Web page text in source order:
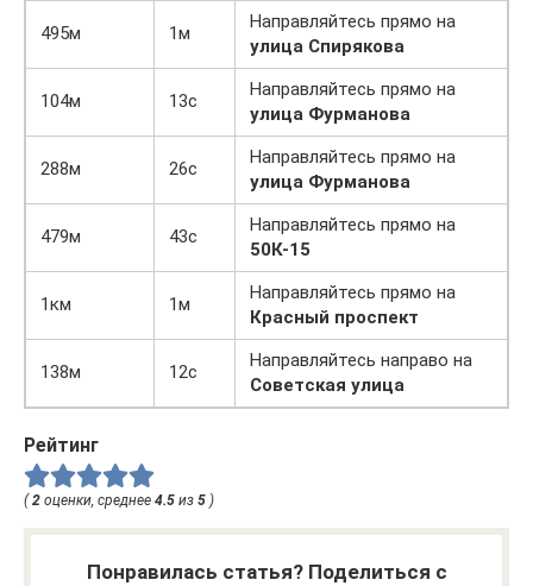
495м 1м
Направляйтесь прямо на
улица Спирякова
104м 13с
Направляйтесь прямо на
улица Фурманова
288м 26с
Направляйтесь прямо на
улица Фурманова
479м 43с
Направляйтесь прямо на
50К-15
1км 1м
Направляйтесь прямо на
Красный проспект
138м 12с
Направляйтесь направо на
Советская улица
Рейтинг
( 2 оценки, среднее 4.5 из 5 )
Понравилась статья? Поделиться с